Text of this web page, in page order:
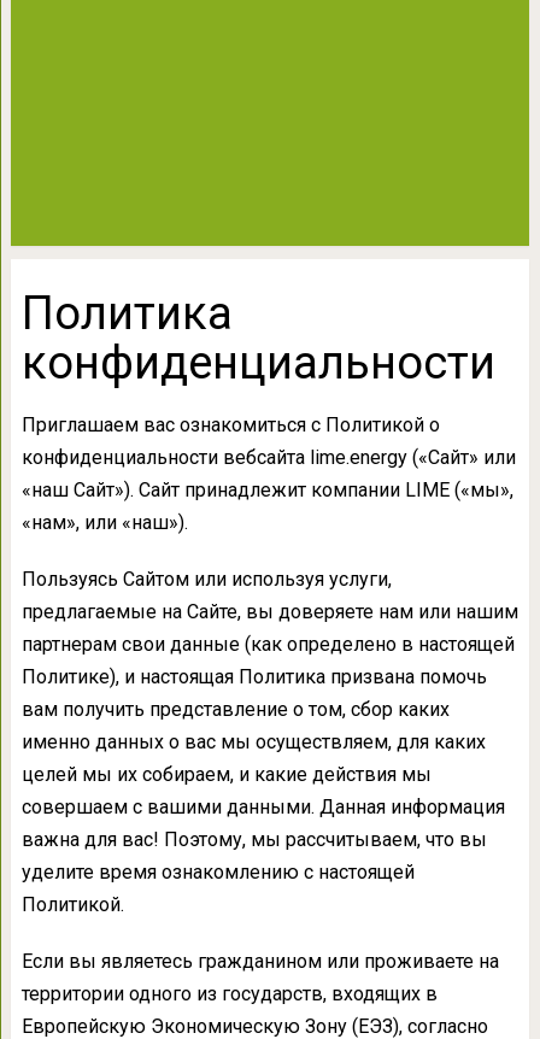
Политика
конфиденциальности
Приглашаем вас ознакомиться с Политикой о
конфиденциальности вебсайта lime.energy («Сайт» или
«наш Сайт»). Сайт принадлежит компании LIME («мы»,
«нам», или «наш»).
Пользуясь Сайтом или используя услуги,
предлагаемые на Сайте, вы доверяете нам или нашим
партнерам свои данные (как определено в настоящей
Политике), и настоящая Политика призвана помочь
вам получить представление о том, сбор каких
именно данных о вас мы осуществляем, для каких
целей мы их собираем, и какие действия мы
совершаем с вашими данными. Данная информация
важна для вас! Поэтому, мы рассчитываем, что вы
уделите время ознакомлению с настоящей
Политикой.
Если вы являетесь гражданином или проживаете на
территории одного из государств, входящих в
Европейскую Экономическую Зону (ЕЭЗ), согласно